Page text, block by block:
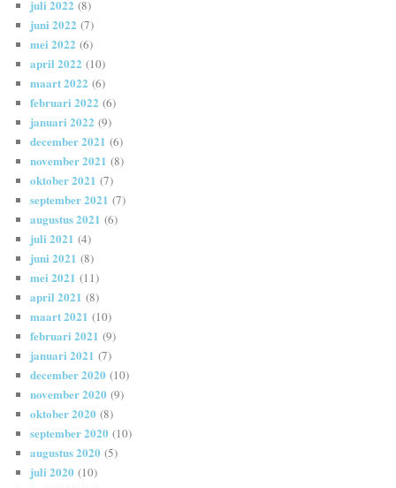
juli 2022 (8)
juni 2022 (7)
mei 2022 (6)
april 2022 (10)
maart 2022 (6)
februari 2022 (6)
januari 2022 (9)
december 2021 (6)
november 2021 (8)
oktober 2021 (7)
september 2021 (7)
augustus 2021 (6)
juli 2021 (4)
juni 2021 (8)
mei 2021 (11)
april 2021 (8)
maart 2021 (10)
februari 2021 (9)
januari 2021 (7)
december 2020 (10)
november 2020 (9)
oktober 2020 (8)
september 2020 (10)
augustus 2020 (5)
juli 2020 (10)